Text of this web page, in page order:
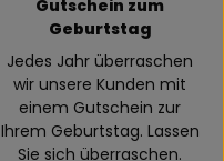
Gutschein zum
Geburtstag
Jedes Jahr überraschen
wir unsere Kunden mit
einem Gutschein zur
Ihrem Geburtstag. Lassen
Sie sich überraschen.